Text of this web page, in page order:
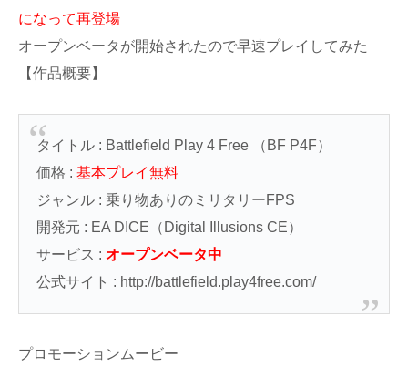
になって再登場
オープンベータが開始されたので早速プレイしてみた
【作品概要】
タイトル : Battlefield Play 4 Free （BF P4F）
価格 :基本プレイ無料
ジャンル : 乗り物ありのミリタリーFPS
開発元 : EA DICE（Digital Illusions CE）
サービス :オープンベータ中
公式サイト : http://battlefield.play4free.com/
プロモーションムービー